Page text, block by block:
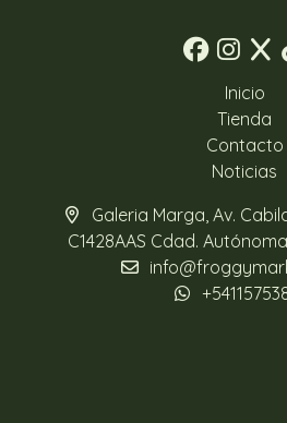
Inicio
Tienda
Contacto
Noticias
Galeria Marga, Av.
C1428AAS Cdad.